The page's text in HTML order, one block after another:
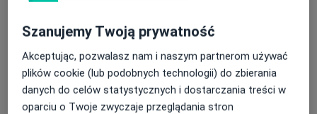
Zobacz galerię (2)
Szanujemy Twoją prywatność
Akceptując, pozwalasz nam i naszym partnerom używać
plików cookie (lub podobnych technologii) do zbierania
danych do celów statystycznych i dostarczania treści w
oparciu o Twoje zwyczaje przeglądania stron